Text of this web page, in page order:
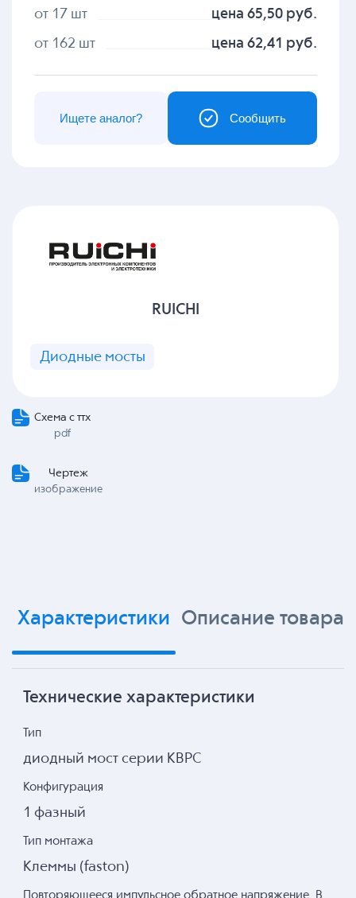
от 17 шт цена 65,50 руб.
от 162 шт цена 62,41 руб.
Сообщить
Ищете аналог?
RUICHI
Диодные мосты
Схема с ттх
pdf
Чертеж
изображение
Характеристики Описание товара
Технические характеристики
Тип
диодный мост серии KBPC
Конфигурация
1 фазный
Тип монтажа
Клеммы (faston)
Повторяющееся импульсное обратное напряжение, В